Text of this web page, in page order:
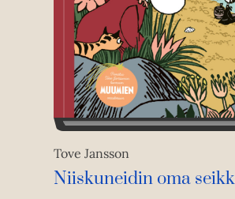
Tove Jansson
Niiskuneidin oma